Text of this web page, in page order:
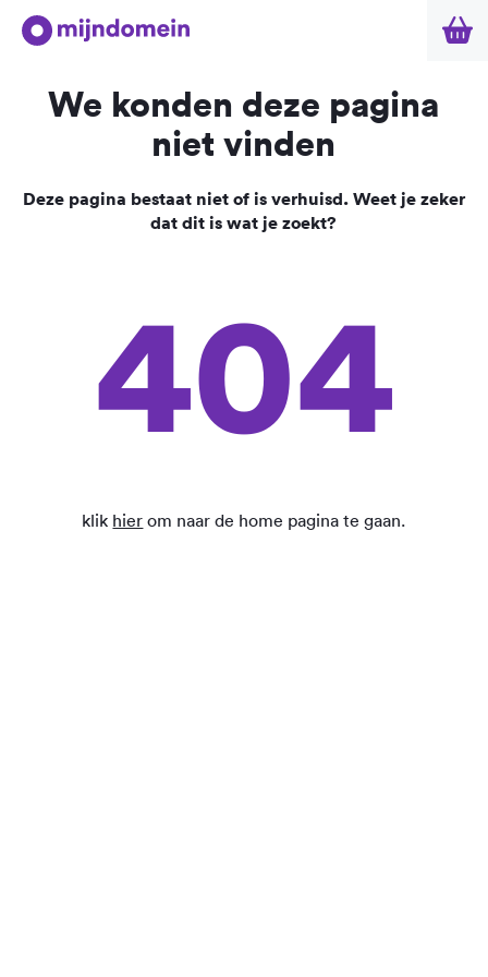
We konden deze pagina
niet vinden
Deze pagina bestaat niet of is verhuisd. Weet je zeker
dat dit is wat je zoekt?
404
klik hier om naar de home pagina te gaan.